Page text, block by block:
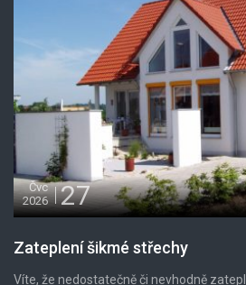
Čvc
2026
27
Zateplení šikmé střechy
Víte, že nedostatečně či nevhodně